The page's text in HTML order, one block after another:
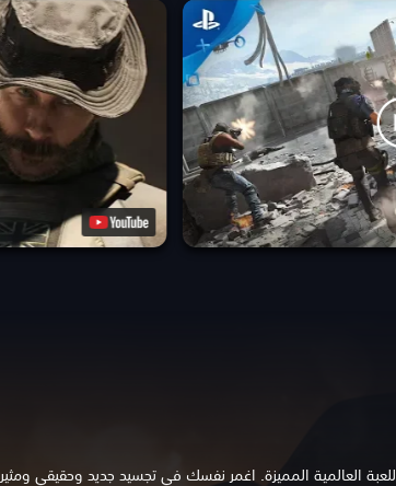
العالمية المميزة. اغمر نفسك في تجسيد جديد وحقيقي ومثير